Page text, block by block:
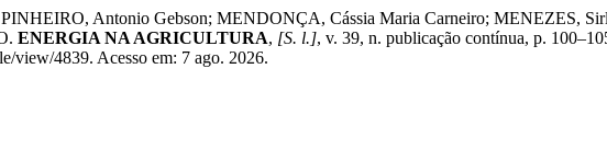
Antonio Gebson; MENDONÇA, Cássia Maria Carneiro; MENEZES,
ENERGIA NA AGRICULTURA, [S. l.], v. 39, n. publicação contínua, p.
view/4839. Acesso em: 7 ago. 2026.